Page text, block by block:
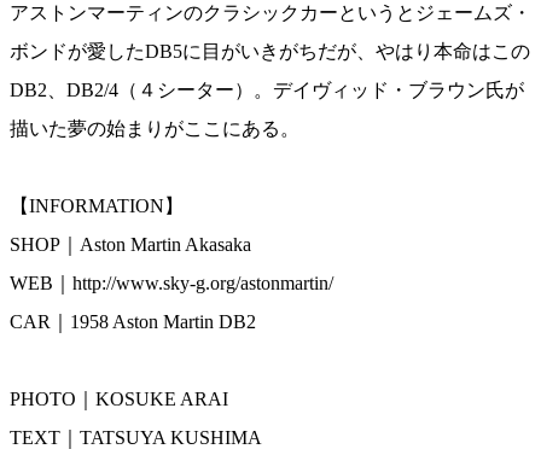
アストンマーティンのクラシックカーというとジェームズ・
ボンドが愛したDB5に目がいきがちだが、やはり本命はこの
DB2、DB2/4（４シーター）。デイヴィッド・ブラウン氏が
描いた夢の始まりがここにある。
【INFORMATION】
SHOP｜Aston Martin Akasaka
WEB｜http://www.sky-g.org/astonmartin/
CAR｜1958 Aston Martin DB2
PHOTO｜KOSUKE ARAI
TEXT｜TATSUYA KUSHIMA